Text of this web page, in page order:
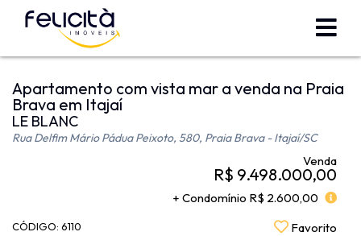
Apartamento com vista mar a venda na Praia
Brava em Itajaí
LE BLANC
Rua Delfim Mário Pádua Peixoto, 580, Praia Brava - Itajaí/SC
Venda
R$ 9.498.000,00
+ Condomínio R$ 2.600,00
CÓDIGO: 6110 Favorito